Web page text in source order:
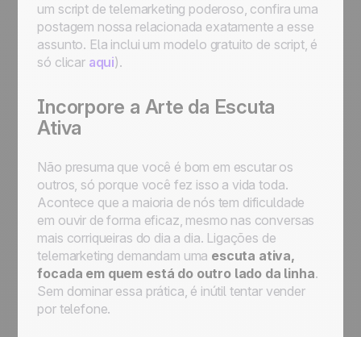
um script de telemarketing poderoso, confira uma
postagem nossa relacionada exatamente a esse
assunto. Ela inclui um modelo gratuito de script, é
só clicar aqui).
Incorpore a Arte da Escuta
Ativa
Não presuma que você é bom em escutar os
outros, só porque você fez isso a vida toda.
Acontece que a maioria de nós tem dificuldade
em ouvir de forma eficaz, mesmo nas conversas
mais corriqueiras do dia a dia. Ligações de
telemarketing demandam uma escuta ativa,
focada em quem está do outro lado da linha.
Sem dominar essa prática, é inútil tentar vender
por telefone.